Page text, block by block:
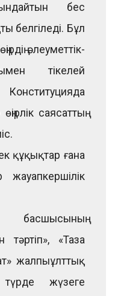
бес
белгіледі. Бұл
әлеуметтік-
тікелей
саясаттың
құқықтар ғана
басшысының
«Таза
жалпыұлттық
жүзеге